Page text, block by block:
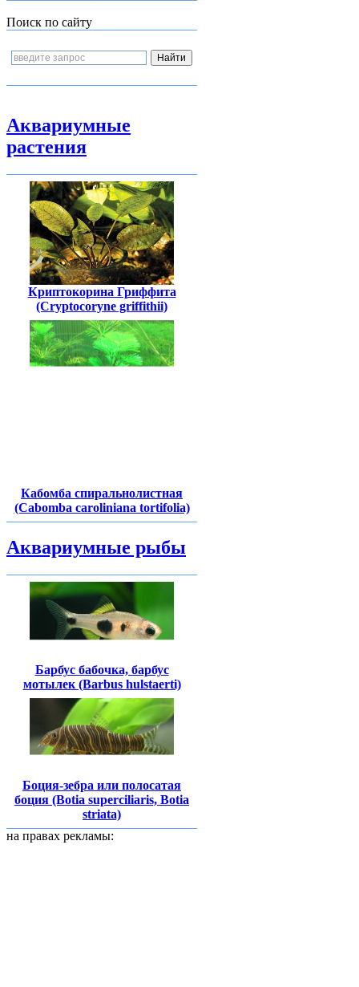
Поиск по сайту
Аквариумные
растения
Криптокорина Гриффита
(Cryptocoryne griffithii)
Кабомба спиральнолистная
(Cabomba caroliniana tortifolia)
Аквариумные рыбы
Барбус бабочка, барбус
мотылек (Barbus hulstaerti)
Боция-зебра или полосатая
боция (Botia superciliaris, Botia
striata)
на правах рекламы: